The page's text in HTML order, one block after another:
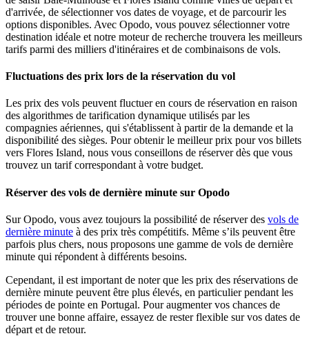
d'arrivée, de sélectionner vos dates de voyage, et de parcourir les
options disponibles. Avec Opodo, vous pouvez sélectionner votre
destination idéale et notre moteur de recherche trouvera les meilleurs
tarifs parmi des milliers d'itinéraires et de combinaisons de vols.
Fluctuations des prix lors de la réservation du vol
Les prix des vols peuvent fluctuer en cours de réservation en raison
des algorithmes de tarification dynamique utilisés par les
compagnies aériennes, qui s'établissent à partir de la demande et la
disponibilité des sièges. Pour obtenir le meilleur prix pour vos billets
vers Flores Island, nous vous conseillons de réserver dès que vous
trouvez un tarif correspondant à votre budget.
Réserver des vols de dernière minute sur Opodo
Sur Opodo, vous avez toujours la possibilité de réserver des vols de
dernière minute à des prix très compétitifs. Même s’ils peuvent être
parfois plus chers, nous proposons une gamme de vols de dernière
minute qui répondent à différents besoins.
Cependant, il est important de noter que les prix des réservations de
dernière minute peuvent être plus élevés, en particulier pendant les
périodes de pointe en Portugal. Pour augmenter vos chances de
trouver une bonne affaire, essayez de rester flexible sur vos dates de
départ et de retour.